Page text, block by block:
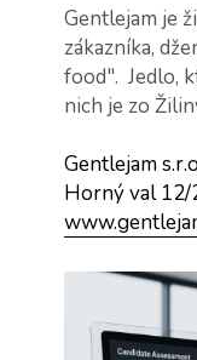
Gentlejam je
zákazníka,
food".  Jedlo,
nich je zo
Gentlejam
Horný val 12/